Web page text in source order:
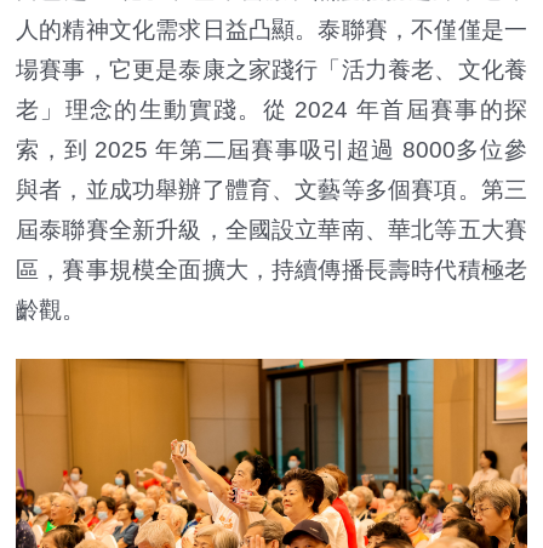
人的精神文化需求日益凸顯。泰聯賽，不僅僅是一
場賽事，它更是泰康之家踐行「活力養老、文化養
老」理念的生動實踐。從 2024 年首屆賽事的探
索，到 2025 年第二屆賽事吸引超過 8000多位參
與者，並成功舉辦了體育、文藝等多個賽項。第三
屆泰聯賽全新升級，全國設立華南、華北等五大賽
區，賽事規模全面擴大，持續傳播長壽時代積極老
齡觀。